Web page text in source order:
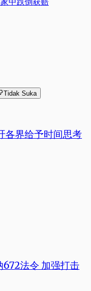
Tidak Suka
各界给予时间思考
672法令 加强打击